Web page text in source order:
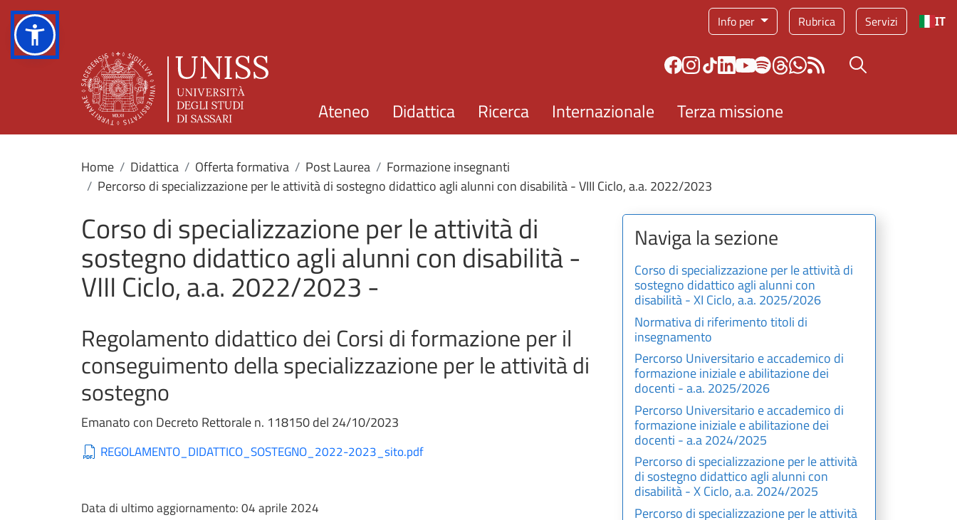
Info per Rubrica Servizi IT
Bottone cerca
Ateneo Didattica Ricerca Internazionale Terza missione
Home Didattica Offerta formativa Post Laurea
Formazione insegnanti
Percorso di specializzazione per le attività di sostegno didattico agli alunni con disabilità - VIII Ciclo, a.a. 2022/2023
Corso di specializzazione per le attività di
sostegno didattico agli alunni con disabilità -
VIII Ciclo, a.a. 2022/2023 -
Regolamento didattico dei Corsi di formazione per il
conseguimento della specializzazione per le attività di
sostegno
Emanato con Decreto Rettorale n. 118150 del 24/10/2023
REGOLAMENTO_DIDATTICO_SOSTEGNO_2022-2023_sito.pdf
Data di ultimo aggiornamento:04 aprile 2024
Naviga la sezione
Corso di specializzazione per le attività di
sostegno didattico agli alunni con
disabilità - XI Ciclo, a.a. 2025/2026
Normativa di riferimento titoli di
insegnamento
Percorso Universitario e accademico di
formazione iniziale e abilitazione dei
docenti - a.a. 2025/2026
Percorso Universitario e accademico di
formazione iniziale e abilitazione dei
docenti - a.a 2024/2025
Percorso di specializzazione per le attività
di sostegno didattico agli alunni con
disabilità - X Ciclo, a.a. 2024/2025
Percorso di specializzazione per le attività